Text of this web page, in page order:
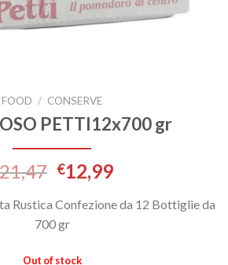
FOOD / CONSERVE
PETTI12x700 gr
€12,99
Rustica Confezione da 12 Bottiglie da
700 gr
Out of stock